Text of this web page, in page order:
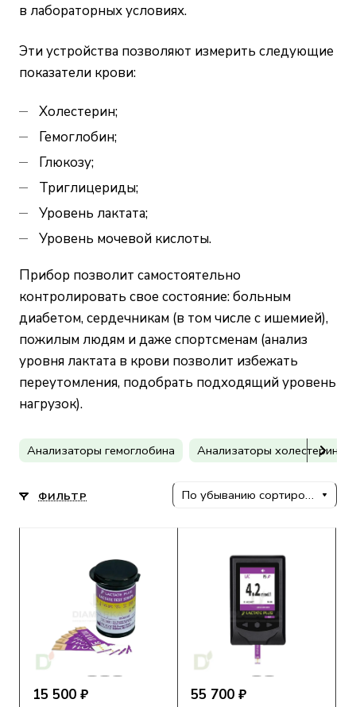
в лабораторных условиях.
Эти устройства позволяют измерить следующие
показатели крови:
Холестерин;
Гемоглобин;
Глюкозу;
Триглицериды;
Уровень лактата;
Уровень мочевой кислоты.
Прибор позволит самостоятельно
контролировать свое состояние: больным
диабетом, сердечникам (в том числе с ишемией),
пожилым людям и даже спортсменам (анализ
уровня лактата в крови позволит избежать
переутомления, подобрать подходящий уровень
нагрузок).
Анализаторы гемоглобина Анализаторы холестерина
ФИЛЬТР По убыванию сортировки
15 500 ₽ 55 700 ₽